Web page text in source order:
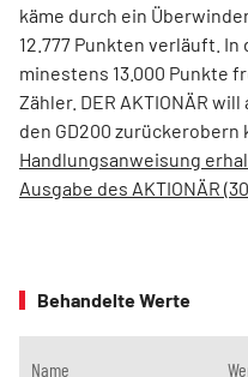
käme durch ein
12.777 Punkten verläuft. In
minestens 13.000 Punkte
Zähler. DER AKTIONÄR
den GD200 zurückerobern
Handlungsanweisung
Ausgabe des AKTIONÄR
Behandelte Werte
Name